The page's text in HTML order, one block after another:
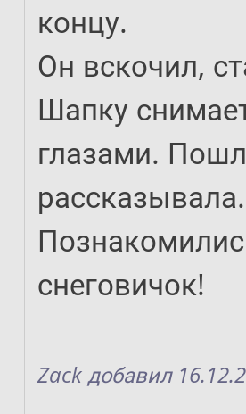
концу.
Он вскочил,
Шапку
глазами.
снеговичок!
Zack добавил